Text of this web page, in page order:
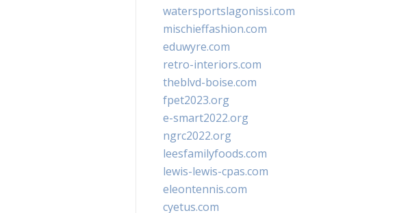
watersportslagonissi.com
mischieffashion.com
eduwyre.com
retro-interiors.com
theblvd-boise.com
fpet2023.org
e-smart2022.org
ngrc2022.org
leesfamilyfoods.com
lewis-lewis-cpas.com
eleontennis.com
cyetus.com